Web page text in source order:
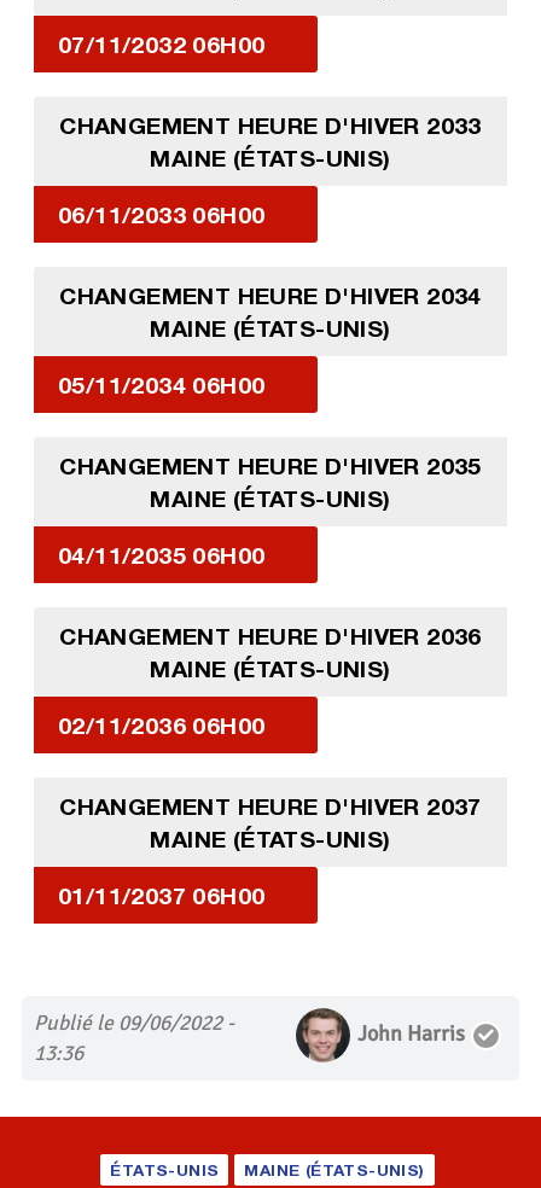
07/11/2032 06H00
CHANGEMENT HEURE D'HIVER 2033
MAINE (ÉTATS-UNIS)
06/11/2033 06H00
CHANGEMENT HEURE D'HIVER 2034
MAINE (ÉTATS-UNIS)
05/11/2034 06H00
CHANGEMENT HEURE D'HIVER 2035
MAINE (ÉTATS-UNIS)
04/11/2035 06H00
CHANGEMENT HEURE D'HIVER 2036
MAINE (ÉTATS-UNIS)
02/11/2036 06H00
CHANGEMENT HEURE D'HIVER 2037
MAINE (ÉTATS-UNIS)
01/11/2037 06H00
Publié le 09/06/2022 -
13:36
John Harris
ÉTATS-UNIS MAINE (ÉTATS-UNIS)